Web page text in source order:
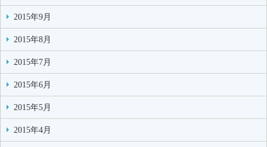
2015年9月
2015年8月
2015年7月
2015年6月
2015年5月
2015年4月